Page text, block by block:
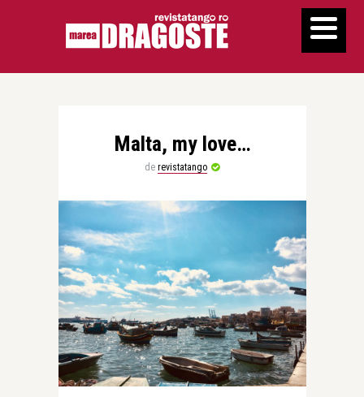
Malta, my love…
de revistatango